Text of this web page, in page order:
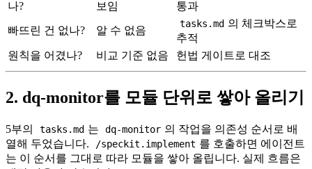
나?
보임
통과
빠뜨린 건 없나? 알 수 없음
tasks.md 의 체크박스로
추적
원칙을 어겼나?
비교 기준 없음 헌법 게이트로 대조
2. dq-monitor를 모듈 단위로 쌓아 올리기
5부의 tasks.md 는 dq-monitor 의 작업을 의존성 순서로 배
열해 두었습니다.
/speckit.implement 를 호출하면 에이전트
는 이 순서를 그대로 따라 모듈을 쌓아 올립니다. 실제 흐름은